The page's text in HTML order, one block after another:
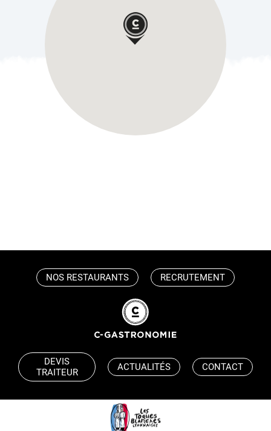
NOS RESTAURANTS RECRUTEMENT
DEVIS
TRAITEUR
ACTUALITÉS CONTACT